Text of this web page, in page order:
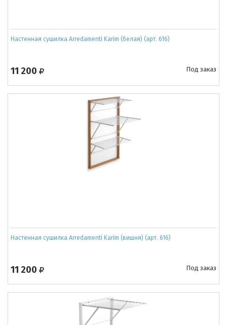
Настенная сушилка Arredamenti Karim (белая) (арт. 616)
11 200 Под заказ
Настенная сушилка Arredamenti Karim (вишня) (арт. 616)
11 200 Под заказ